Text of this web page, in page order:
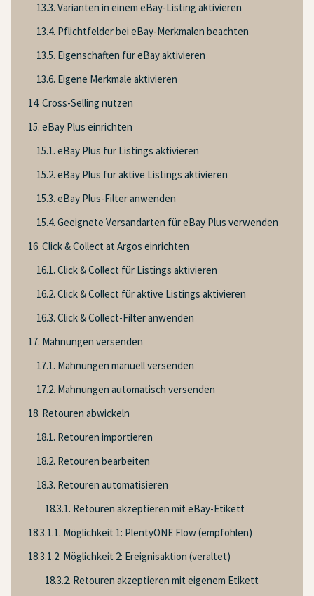
13.3. Varianten in einem eBay-Listing aktivieren
13.4. Pflichtfelder bei eBay-Merkmalen beachten
13.5. Eigenschaften für eBay aktivieren
13.6. Eigene Merkmale aktivieren
14. Cross-Selling nutzen
15. eBay Plus einrichten
15.1. eBay Plus für Listings aktivieren
15.2. eBay Plus für aktive Listings aktivieren
15.3. eBay Plus-Filter anwenden
15.4. Geeignete Versandarten für eBay Plus verwenden
16. Click & Collect at Argos einrichten
16.1. Click & Collect für Listings aktivieren
16.2. Click & Collect für aktive Listings aktivieren
16.3. Click & Collect-Filter anwenden
17. Mahnungen versenden
17.1. Mahnungen manuell versenden
17.2. Mahnungen automatisch versenden
18. Retouren abwickeln
18.1. Retouren importieren
18.2. Retouren bearbeiten
18.3. Retouren automatisieren
18.3.1. Retouren akzeptieren mit eBay-Etikett
18.3.1.1. Möglichkeit 1: PlentyONE Flow (empfohlen)
18.3.1.2. Möglichkeit 2: Ereignisaktion (veraltet)
18.3.2. Retouren akzeptieren mit eigenem Etikett